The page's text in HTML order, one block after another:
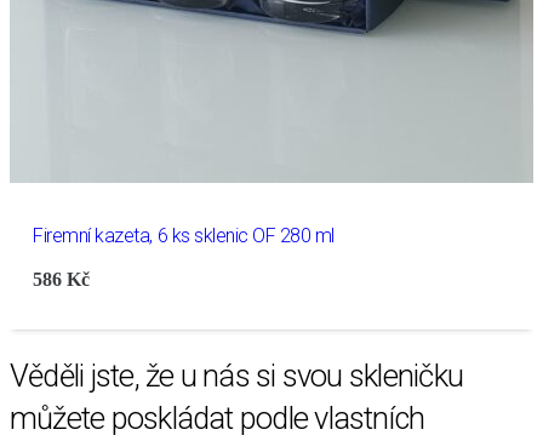
Firemní kazeta, 6 ks sklenic OF 280 ml
586Kč
Věděli jste, že u nás si svou skleničku
můžete poskládat podle vlastních